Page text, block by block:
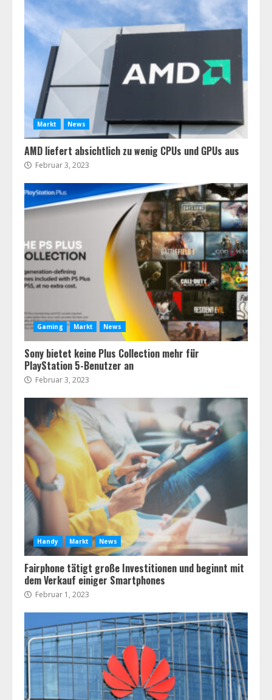
AMD liefert absichtlich zu wenig CPUs
und GPUs aus
Februar 3, 2023
2
Sony bietet keine Plus Collection
mehr für PlayStation 5-Benutzer an
Februar 3, 2023
Fairphone tätigt große Investitionen
und beginnt mit dem Verkauf einiger
Smartphones
Februar 1, 2023
USA erwägen, Huawei vollständig von
US-Lieferanten abzuschneiden“.
Februar 1, 2023
Markt News
AMD liefert absichtlich zu wenig CPUs und GPUs aus
Februar 3, 2023
Gaming Markt News
Sony bietet keine Plus Collection mehr für
PlayStation 5-Benutzer an
Februar 3, 2023
Handy Markt News
Fairphone tätigt große Investitionen und beginnt mit
dem Verkauf einiger Smartphones
Februar 1, 2023